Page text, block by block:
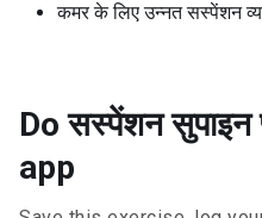
कमर के लिए उन्नत सस्पेंशन
Do सस्पेंशन
app